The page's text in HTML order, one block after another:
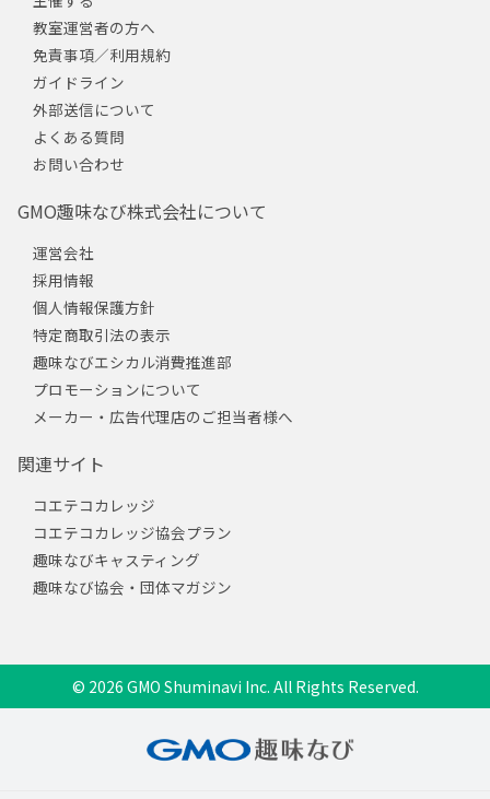
教室運営者の方へ
免責事項／利用規約
ガイドライン
外部送信について
よくある質問
お問い合わせ
GMO趣味なび株式会社について
運営会社
採用情報
個人情報保護方針
特定商取引法の表示
趣味なびエシカル消費推進部
プロモーションについて
メーカー・広告代理店のご担当者様へ
関連サイト
コエテコカレッジ
コエテコカレッジ協会プラン
趣味なびキャスティング
趣味なび協会・団体マガジン
© 2026 GMO Shuminavi Inc. All Rights Reserved.